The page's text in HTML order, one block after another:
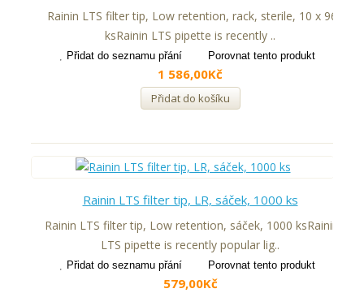
Rainin LTS filter tip, Low retention, rack, sterile, 10 x 96
ksRainin LTS pipette is recently ..
Přidat do seznamu přání Porovnat tento produkt
1 586,00Kč
Přidat do košíku
Rainin LTS filter tip, LR, sáček, 1000 ks
Rainin LTS filter tip, Low retention, sáček, 1000 ksRainin
LTS pipette is recently popular lig..
Přidat do seznamu přání Porovnat tento produkt
579,00Kč